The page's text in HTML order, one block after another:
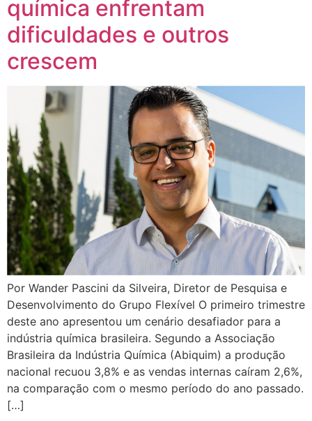
química enfrentam
dificuldades e outros
crescem
Por Wander Pascini da Silveira, Diretor de Pesquisa e
Desenvolvimento do Grupo Flexível O primeiro trimestre
deste ano apresentou um cenário desafiador para a
indústria química brasileira. Segundo a Associação
Brasileira da Indústria Química (Abiquim) a produção
nacional recuou 3,8% e as vendas internas caíram 2,6%,
na comparação com o mesmo período do ano passado.
[…]